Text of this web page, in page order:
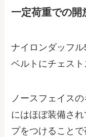
一定荷重での開
ナイロンダッフ
ベルトにチェスト
ノースフェイス
にはほぼ装備さ
プをつけることで